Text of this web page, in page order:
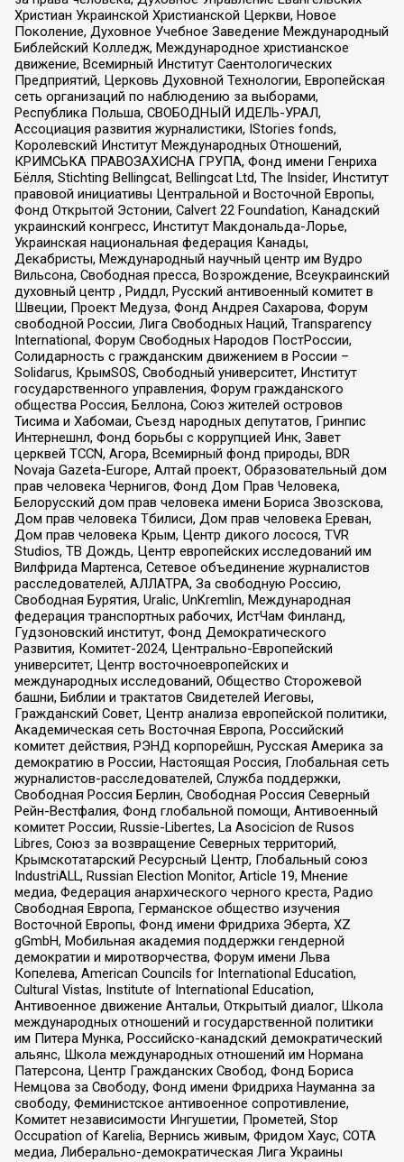
Христиан Украинской Христианской Церкви, Новое
Поколение, Духовное Учебное Заведение Международный
Библейский Колледж, Международное христианское
движение, Всемирный Институт Саентологических
Предприятий, Церковь Духовной Технологии, Европейская
сеть организаций по наблюдению за выборами,
Республика Польша, СВОБОДНЫЙ ИДЕЛЬ-УРАЛ,
Ассоциация развития журналистики, IStories fonds,
Королевский Институт Международных Отношений,
КРИМСЬКА ПРАВОЗАХИСНА ГРУПА, Фонд имени Генриха
Бёлля, Stichting Bellingcat, Bellingcat Ltd, The Insider, Институт
правовой инициативы Центральной и Восточной Европы,
Фонд Открытой Эстонии, Calvert 22 Foundation, Канадский
украинский конгресс, Институт Макдональда-Лорье,
Украинская национальная федерация Канады,
Декабристы, Международный научный центр им Вудро
Вильсона, Свободная пресса, Возрождение, Всеукраинский
духовный центр , Риддл, Русский антивоенный комитет в
Швеции, Проект Медуза, Фонд Андрея Сахарова, Форум
свободной России, Лига Свободных Наций, Transparеncy
International, Форум Свободных Народов ПостРоссии,
Солидарность с гражданским движением в России –
Solidarus, КрымSOS, Свободный университет, Институт
государственного управления, Форум гражданского
общества Россия, Беллона, Союз жителей островов
Тисима и Хабомаи, Съезд народных депутатов, Гринпис
Интернешнл, Фонд борьбы с коррупцией Инк, Завет
церквей TCCN, Агора, Всемирный фонд природы, BDR
Novaja Gazeta-Europe, Алтай проект, Образовательный дом
прав человека Чернигов, Фонд Дом Прав Человека,
Белорусский дом прав человека имени Бориса Звозскова,
Дом прав человека Тбилиси, Дом прав человека Ереван,
Дом прав человека Крым, Центр дикого лосося, TVR
Studios, ТВ Дождь, Центр европейских исследований им
Вилфрида Мартенса, Сетевое объединение журналистов
расследователей, АЛЛАТРА, За свободную Россию,
Свободная Бурятия, Uralic, UnKremlin, Международная
федерация транспортных рабочих, ИстЧам Финланд,
Гудзоновский институт, Фонд Демократического
Развития, Комитет-2024, Центрально-Европейский
университет, Центр восточноевропейских и
международных исследований, Общество Сторожевой
башни, Библии и трактатов Свидетелей Иеговы,
Гражданский Совет, Центр анализа европейской политики,
Академическая сеть Восточная Европа, Российский
комитет действия, РЭНД корпорейшн, Русская Америка за
демократию в России, Настоящая Россия, Глобальная сеть
журналистов-расследователей, Служба поддержки,
Свободная Россия Берлин, Свободная Россия Северный
Рейн-Вестфалия, Фонд глобальной помощи, Антивоенный
комитет России, Russie-Libertes, La Asocicion de Rusos
Libres, Союз за возвращение Северных территорий,
Крымскотатарский Ресурсный Центр, Глобальный союз
IndustriALL, Russian Election Monitor, Article 19, Мнение
медиа, Федерация анархического черного креста, Радио
Свободная Европа, Германское общество изучения
Восточной Европы, Фонд имени Фридриха Эберта, XZ
gGmbH, Мобильная академия поддержки гендерной
демократии и миротворчества, Форум имени Льва
Копелева, American Councils for International Education,
Cultural Vistas, Institute of International Education,
Антивоенное движение Антальи, Открытый диалог, Школа
международных отношений и государственной политики
им Питера Мунка, Российско-канадский демократический
альянс, Школа международных отношений им Нормана
Патерсона, Центр Гражданских Свобод, Фонд Бориса
Немцова за Свободу, Фонд имени Фридриха Науманна за
свободу, Феминистское антивоенное сопротивление,
Комитет независимости Ингушетии, Прометей, Stop
Occupation of Karelia, Вернись живым, Фридом Хаус, СОТА
медиа, Либерально-демократическая Лига Украины